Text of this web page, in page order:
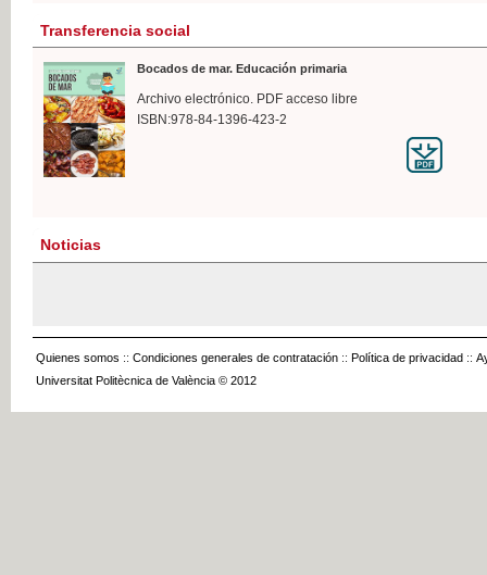
Transferencia social
Bocados de mar. Educación primaria
Archivo electrónico. PDF acceso libre
ISBN:978-84-1396-423-2
Noticias
Quienes somos :: Condiciones generales de contratación :: Política de privacidad ::
Universitat Politècnica de València © 2012